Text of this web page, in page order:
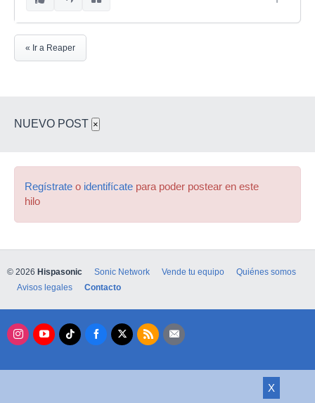
« Ir a Reaper
NUEVO POST ×
Regístrate o identifícate para poder postear en este
hilo
X
© 2026 Hispasonic Sonic Network Vende tu equipo
Quiénes somos
Avisos legales
Contacto